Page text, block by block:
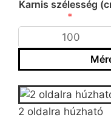
Karnis szélesség
2 oldalra húzható